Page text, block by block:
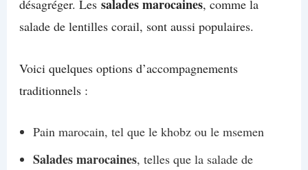
désagréger. Les salades marocaines, comme la
salade de lentilles corail, sont aussi populaires.
Voici quelques options d’accompagnements
traditionnels :
Pain marocain, tel que le khobz ou le msemen
Salades marocaines, telles que la salade de